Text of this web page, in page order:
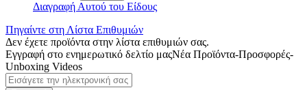
Διαγραφή Αυτού του Είδους
Πηγαίντε στη Λίστα Επιθυμιών
Δεν έχετε προϊόντα στην λίστα επιθυμιών σας.
Εγγραφή στο ενημερωτικό δελτίο μαςΝέα Προϊόντα-Προσφορές-
Unboxing Videos